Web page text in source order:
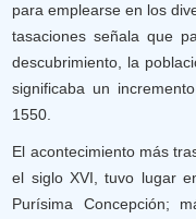
para emplearse en los
tasaciones señala que
descubrimiento, la
significaba un
1550.
El acontecimiento más
el siglo XVI, tuvo lugar
Purísima Concepción;